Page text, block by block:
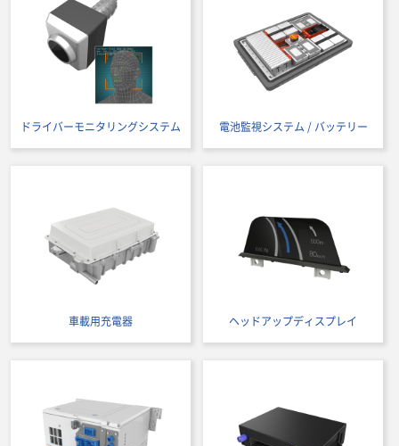
ドライバーモニタリングシステム 電池監視システム / バッテリー
車載用充電器 ヘッドアップディスプレイ